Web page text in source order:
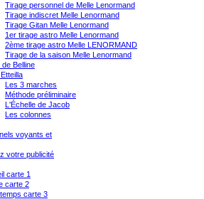
Tirage personnel de Melle Lenormand
Tirage indiscret Melle Lenormand
Tirage Gitan Melle Lenormand
1er tirage astro Melle Lenormand
2ème tirage astro Melle LENORMAND
Tirage de la saison Melle Lenormand
Belline
Les 3 marches
Méthode préliminaire
L'Échelle de Jacob
Les colonnes
voyants et
votre publicité
carte 1
carte 2
carte 3